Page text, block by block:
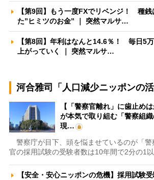
【第9回】もう一度FXでリベンジ！ 種
た”ヒミツのお金” ｜ 突然マルサ…
【第8回】年利はなんと14.6％！ 毎日5
上がっていく ｜ 突然マルサ…
河合雅司「人口減少ニッポンの活
【「警察官離れ」に歯止め
が本気で取り組む「警察組
現…
警察庁が目下、頭を悩ませているのが「警
官の採用試験の受験者数は10年間で2分の1
【安全・安心ニッポンの危機】採用試験